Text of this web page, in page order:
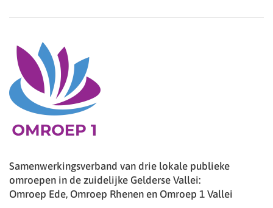
Samenwerkingsverband van drie lokale publieke
omroepen in de zuidelijke Gelderse Vallei:
Omroep Ede, Omroep Rhenen en Omroep 1 Vallei